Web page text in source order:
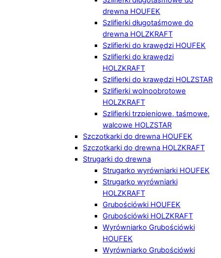
drewna HOUFEK
Szlifierki długotaśmowe do
drewna HOLZKRAFT
Szlifierki do krawędzi HOUFEK
Szlifierki do krawędzi
HOLZKRAFT
Szlifierki do krawędzi HOLZSTAR
Szlifierki wolnoobrotowe
HOLZKRAFT
Szlifierki trzpieniowe, taśmowe,
walcowe HOLZSTAR
Szczotkarki do drewna HOUFEK
Szczotkarki do drewna HOLZKRAFT
Strugarki do drewna
Strugarko wyrówniarki HOUFEK
Strugarko wyrówniarki
HOLZKRAFT
Grubościówki HOUFEK
Grubościówki HOLZKRAFT
Wyrówniarko Grubościówki
HOUFEK
Wyrówniarko Grubościówki